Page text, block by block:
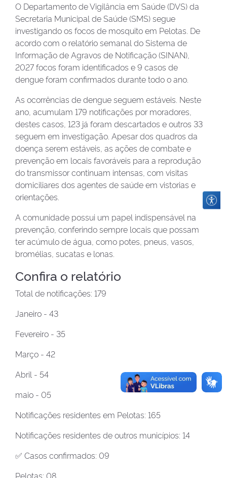
O Departamento de Vigilância em Saúde (DVS) da
Secretaria Municipal de Saúde (SMS) segue
investigando os focos de mosquito em Pelotas. De
acordo com o relatório semanal do Sistema de
Informação de Agravos de Notificação (SINAN),
2027 focos foram identificados e 9 casos de
dengue foram confirmados durante todo o ano.
As ocorrências de dengue seguem estáveis. Neste
ano, acumulam 179 notificações por moradores,
destes casos, 123 já foram descartados e outros 33
seguem em investigação. Apesar dos quadros da
doença serem estáveis, as ações de combate e
prevenção em locais favoráveis para a reprodução
do transmissor continuam intensas, com visitas
domiciliares dos agentes de saúde em vistorias e
orientações.
A comunidade possui um papel indispensável na
prevenção, conferindo sempre locais que possam
ter acúmulo de água, como potes, pneus, vasos,
bromélias, sucatas e lonas.
Confira o relatório
Total de notificações: 179
Janeiro - 43
Fevereiro - 35
Março - 42
Abril - 54
maio - 05
Notificações residentes em Pelotas: 165
Notificações residentes de outros municípios: 14
✅ Casos confirmados: 09
Pelotas: 08